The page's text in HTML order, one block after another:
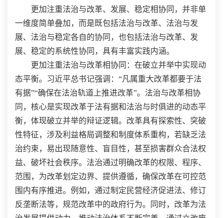
更加注重法治与改革、发展、稳定相协同，并非单
一维度简单叠加，而是既包括法治与改革、法治与发
展、法治与稳定各自的协同，也包括法治与改革、发
展、稳定的系统性协同，具有丰富实践内涵。
更加注重法治与改革相协同：在破立并举中实现动
态平衡。习近平总书记强调：“凡属重大改革都要于法
有据”“确保在法治轨道上推进改革”。法治与改革相协
同，核心是实现改革于法有据和法治与时俱进的动态平
衡，体现破立并举的辩证逻辑。改革具有探索性、突破
性特征，涉及利益格局调整和制度体系重构，若缺乏法
治约束，易出现随意性、盲目性，甚至损害群众合法权
益、破坏社会秩序。法治通过明确改革的权限、程序、
范围，为改革划定边界、提供遵循，确保改革在可控范
围内有序推进。例如，通过制定民营经济促进法、修订
反垄断法等，规范改革中的政府行为。同时，改革为法